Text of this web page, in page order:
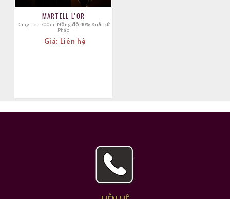
MARTELL L'OR
Dung tích 700ml Nồng độ 40% Xuất xứ
Pháp
Giá: Liên hệ